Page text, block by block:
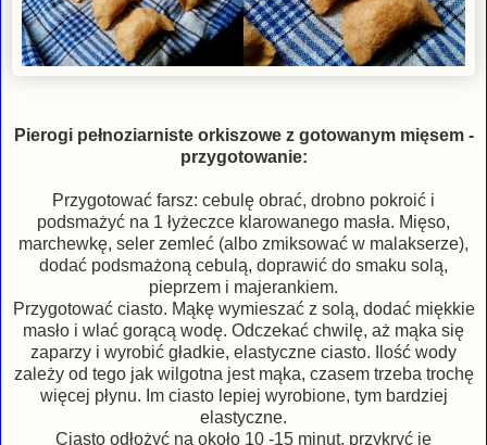
Pierogi pełnoziarniste orkiszowe z gotowanym mięsem -
przygotowanie:
Przygotować farsz: cebulę obrać, drobno pokroić i
podsmażyć na 1 łyżeczce klarowanego masła. Mięso,
marchewkę, seler zemleć (albo zmiksować w malakserze),
dodać podsmażoną cebulą, doprawić do smaku solą,
pieprzem i majerankiem.
Przygotować ciasto. Mąkę wymieszać z solą, dodać miękkie
masło i wlać gorącą wodę. Odczekać chwilę, aż mąka się
zaparzy i wyrobić gładkie, elastyczne ciasto. Ilość wody
zależy od tego jak wilgotna jest mąka, czasem trzeba trochę
więcej płynu. Im ciasto lepiej wyrobione, tym bardziej
elastyczne.
Ciasto odłożyć na około 10 -15 minut, przykryć je